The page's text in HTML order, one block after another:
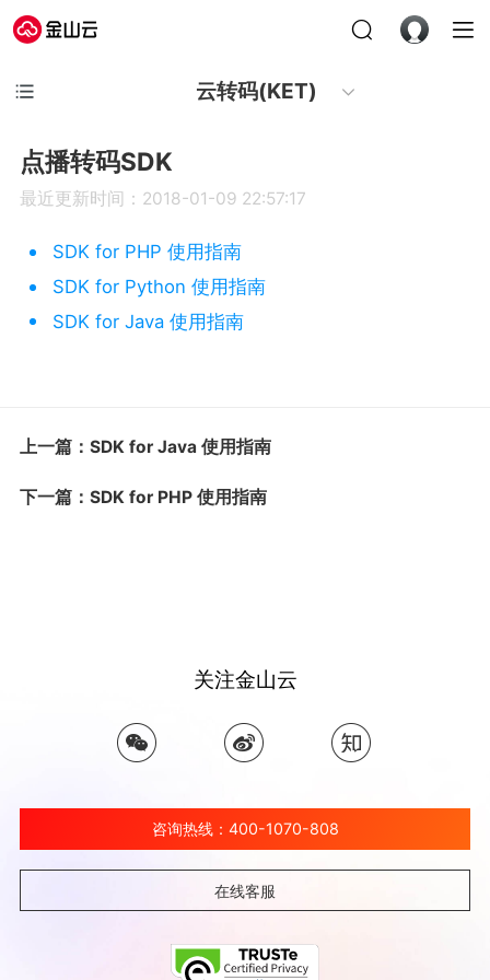
云转码(KET)
点播转码SDK
最近更新时间：2018-01-09 22:57:17
SDK for PHP 使用指南
SDK for Python 使用指南
SDK for Java 使用指南
上一篇：SDK for Java 使用指南
下一篇：SDK for PHP 使用指南
关注金山云
咨询热线：400-1070-808
在线客服